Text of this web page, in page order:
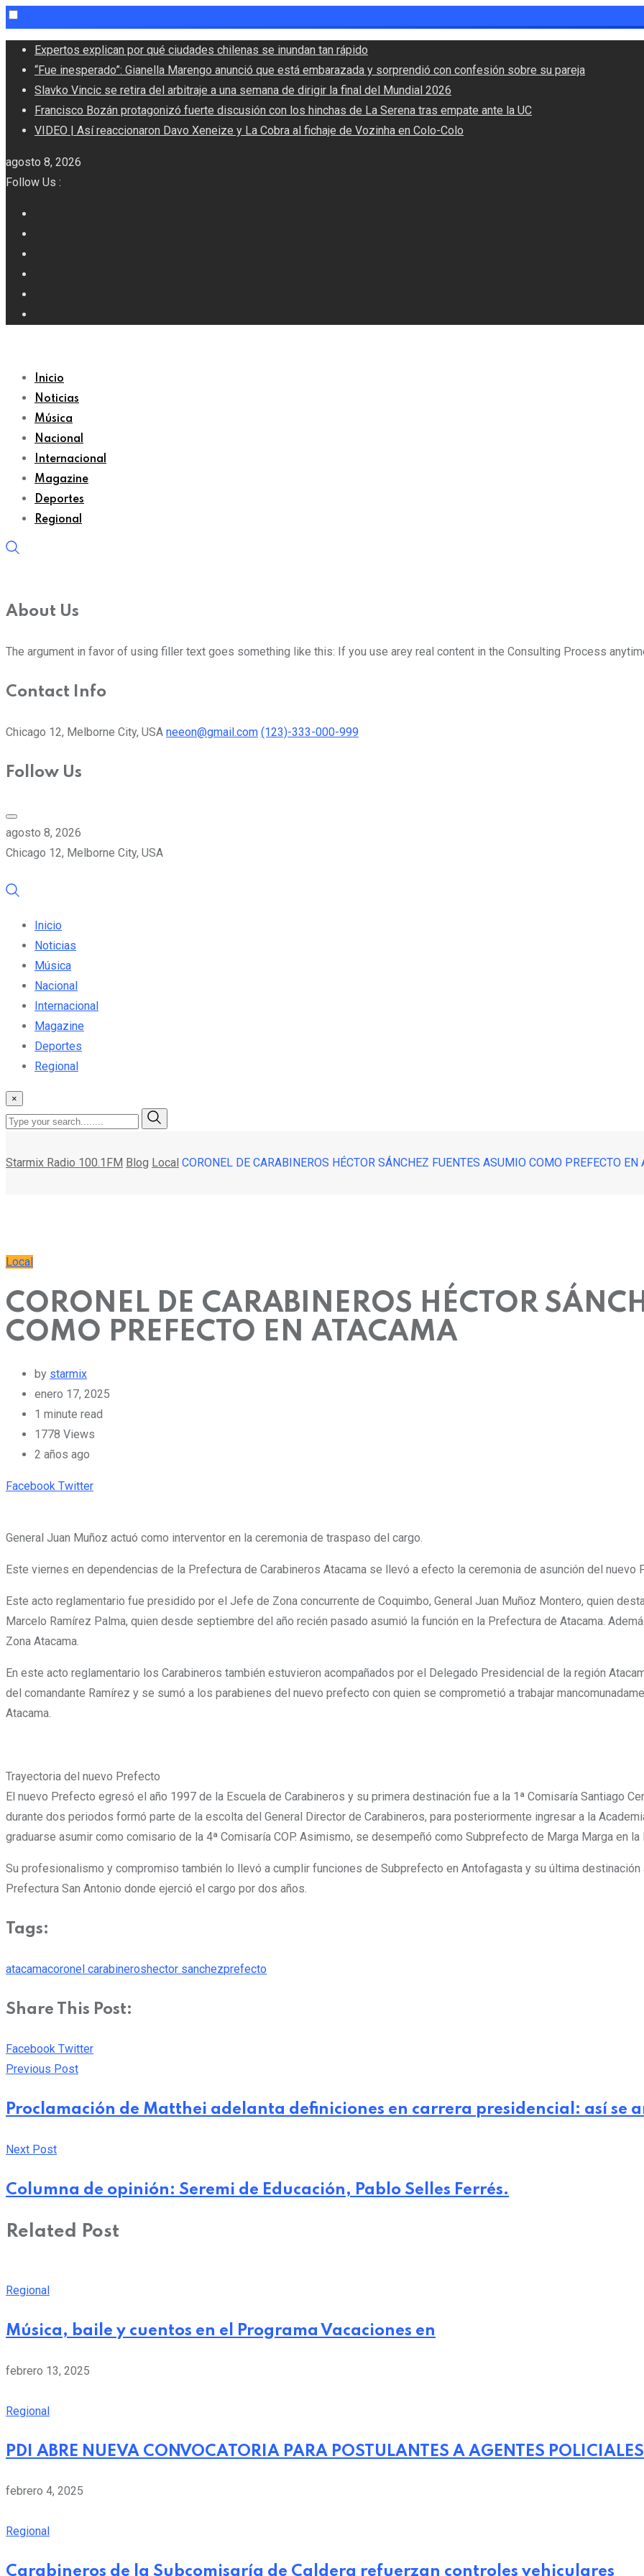
Skip
content
Expertos explican por qué ciudades chilenas se inundan tan rápido
“Fue inesperado”: Gianella Marengo anunció que está embarazada y sorprendió con confesión sobre su pareja
Slavko Vincic se retira del arbitraje a una semana de dirigir la final del Mundial 2026
Francisco Bozán protagonizó fuerte discusión con los hinchas de La Serena tras empate ante la UC
VIDEO | Así reaccionaron Davo Xeneize y La Cobra al fichaje de Vozinha en Colo-Colo
agosto 8, 2026
Follow Us :
Inicio
Noticias
Música
Nacional
Internacional
Magazine
Deportes
Regional
About Us
The argument in favor of using filler text goes something like this: If you use arey real content in the Consulting Process
Contact Info
Chicago 12, Melborne City, USA neeon@gmail.com (123)-333-000-999
Follow Us
agosto 8, 2026
Chicago 12, Melborne City, USA
Inicio
Noticias
Música
Nacional
Internacional
Magazine
Deportes
Regional
×
Starmix Radio 100.1FM Blog Local CORONEL DE CARABINEROS HÉCTOR SÁNCHEZ FUENTES ASUMIO COMO PREFECTO EN
Local
CORONEL DE CARABINEROS HÉCTOR
COMO PREFECTO EN ATACAMA
by starmix
enero 17, 2025
1 minute read
1778 Views
2 años ago
Facebook TwitterPinterest
Whatsapp
Cloud
StumbleUpon
Print
Share
General Juan Muñoz actuó como interventor en la ceremonia de traspaso del cargo.
Este viernes en dependencias de la Prefectura de Carabineros Atacama se llevó a efecto la ceremonia de asunción del nuevo
Este acto reglamentario fue presidido por el Jefe de Zona concurrente de Coquimbo, General Juan Muñoz Montero, quien
Marcelo Ramírez Palma, quien desde septiembre del año recién pasado asumió la función en la Prefectura de Atacama.
Zona Atacama.
En este acto reglamentario los Carabineros también estuvieron acompañados por el Delegado Presidencial de la región
del comandante Ramírez y se sumó a los parabienes del nuevo prefecto con quien se comprometió a trabajar
Atacama.
Trayectoria del nuevo Prefecto
El nuevo Prefecto egresó el año 1997 de la Escuela de Carabineros y su primera destinación fue a la 1ª Comisaría Santiago
durante dos periodos formó parte de la escolta del General Director de Carabineros, para posteriormente ingresar a la
graduarse asumir como comisario de la 4ª Comisaría COP. Asimismo, se desempeñó como Subprefecto de Marga Marga en la
Su profesionalismo y compromiso también lo llevó a cumplir funciones de Subprefecto en Antofagasta y su última
Prefectura San Antonio donde ejerció el cargo por dos años.
Tags:
atacamacoronel carabineroshector sanchezprefecto
Share This Post:
Facebook TwitterPinterest
Whatsapp
Cloud
StumbleUpon
Print
Share
Previous Post
Proclamación de Matthei adelanta definiciones en carrera presidencial: así se
Next Post
Columna de opinión: Seremi de Educación, Pablo Selles Ferrés.
Related Post
Regional
Música, baile y cuentos en el Programa Vacaciones en
febrero 13, 2025
Regional
PDI ABRE NUEVA CONVOCATORIA PARA POSTULANTES A AGENTES POLICIALES
febrero 4, 2025
Regional
Carabineros de la Subcomisaría de Caldera refuerzan controles vehiculares